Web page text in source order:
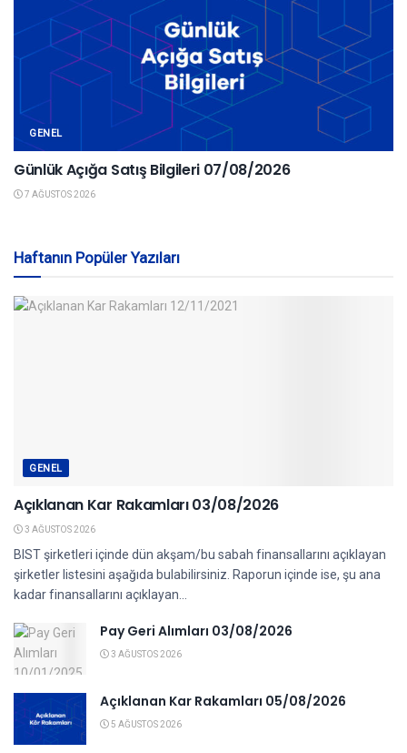
GENEL
Günlük Açığa Satış Bilgileri 07/08/2026
7 AĞUSTOS 2026
Haftanın Popüler Yazıları
GENEL
Açıklanan Kar Rakamları 03/08/2026
3 AĞUSTOS 2026
BIST şirketleri içinde dün akşam/bu sabah finansallarını açıklayan
şirketler listesini aşağıda bulabilirsiniz. Raporun içinde ise, şu ana
kadar finansallarını açıklayan...
Pay Geri Alımları 03/08/2026
3 AĞUSTOS 2026
Açıklanan Kar Rakamları 05/08/2026
5 AĞUSTOS 2026